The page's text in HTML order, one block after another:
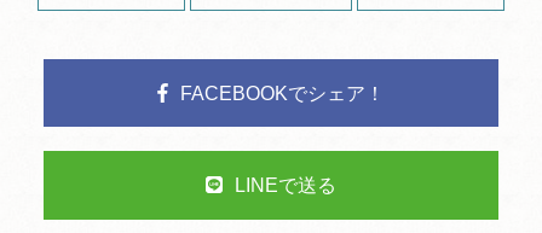
FACEBOOKでシェア！
LINEで送る